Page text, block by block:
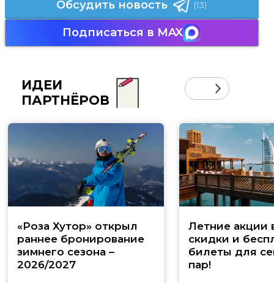
Обсудить новость (13)
Подписаться в MAX
ИДЕИ
ПАРТНЁРОВ
«Роза Хутор» открыл
раннее бронирование
зимнего сезона –
2026/2027
Летние акции
скидки и
билеты для
пар!